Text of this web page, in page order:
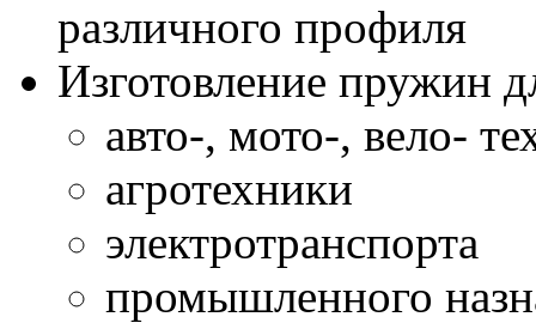
различного профиля
Изготовление пружин
авто-, мото-, вело-
агротехники
электротранспорта
промышленного